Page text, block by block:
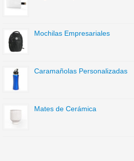
Mochilas Empresariales
Caramañolas Personalizadas
Mates de Cerámica